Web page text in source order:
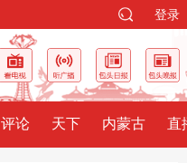
登录
评论 天下 内蒙古 直